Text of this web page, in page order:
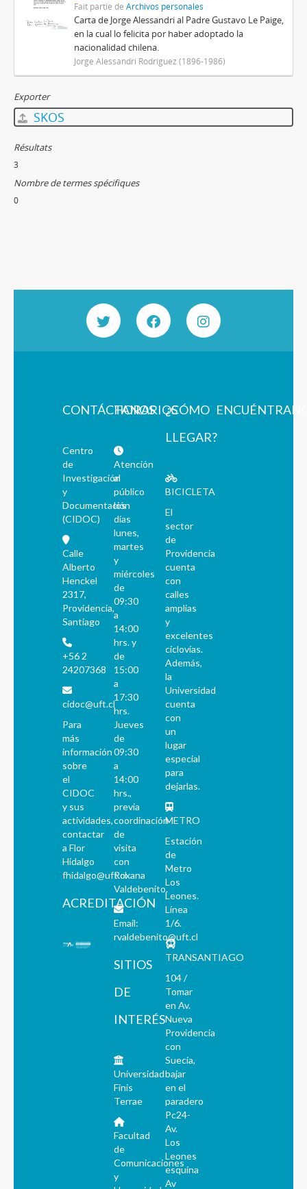
Fait partie deArchivos personales
Carta de Jorge Alessandri al Padre Gustavo Le Paige,
en la cual lo felicita por haber adoptado la
nacionalidad chilena.
Jorge Alessandri Rodríguez (1896-1986)
Exporter
SKOS
Résultats
3
Nombre de termes spécifiques
0
CONTÁCTANOS
Centro
de
Investigación
y
Documentación
(CIDOC)
Calle
Alberto
Henckel
2317,
Providencia,
Santiago
+56 2
24207368
cidoc@uft.cl
Para
más
información
sobre
el
CIDOC
y sus
actividades,
contactar
a Flor
Hidalgo
fhidalgo@uft.cl
ACREDITACIÓN
HORARIOS
Atención
al
público
los
días
lunes,
martes
y
miércoles
de
09:30
a
14:00
hrs. y
de
15:00
a
17:30
hrs.
Jueves
de
09:30
a
14:00
hrs.,
previa
coordinación
de
visita
con
Roxana
Valdebenito.
Email:
rvaldebenito@uft.cl
SITIOS
DE
INTERÉS
Universidad
Finis
Terrae
Facultad
de
Comunicaciones
y
¿CÓMO
LLEGAR?
BICICLETA
El
sector
de
Providencia
cuenta
con
calles
amplias
y
excelentes
ciclovías.
Además,
la
Universidad
cuenta
con
un
lugar
especial
para
dejarlas.
METRO
Estación
de
Metro
Los
Leones.
Línea
1/6.
TRANSANTIAGO
104 /
Tomar
en Av.
Nueva
Providencia
con
Suecia,
bajar
en el
paradero
Pc24-
Av.
Los
Leones
esquina
Av